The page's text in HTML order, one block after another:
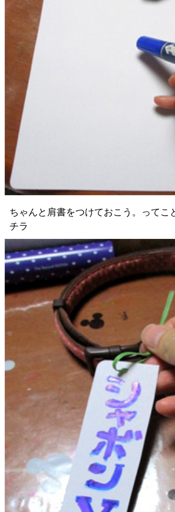
ちゃんと肩書をつけておこう。ってこ
チラ